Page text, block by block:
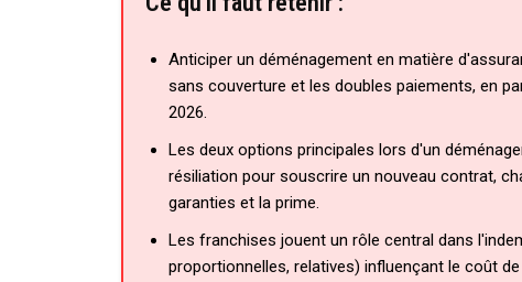
Anticiper un déménagement en matière
sans couverture et les doubles paiements, en
2026.
Les deux options principales lors d'un
résiliation pour souscrire un nouveau contrat,
garanties et la prime.
Les franchises jouent un rôle central dans
proportionnelles, relatives) influençant le coût